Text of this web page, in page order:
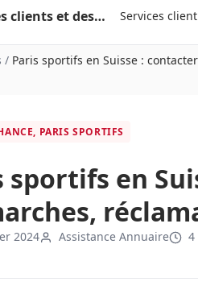
Annuaire suisse des services clients et des personnalités Services
/ Paris sportifs en Suisse :
PARIS SPORTIFS
sportifs en
2024 Assistance Annuaire 4